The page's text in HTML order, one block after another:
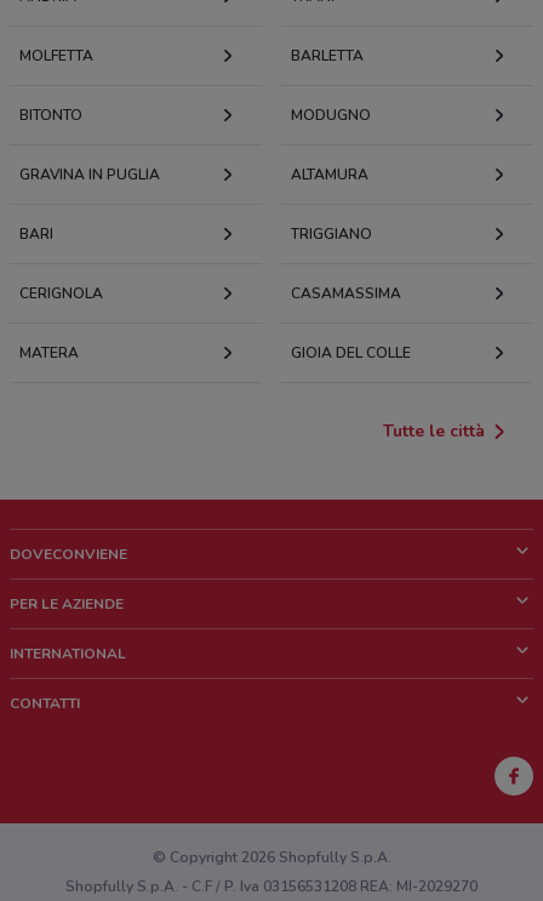
MOLFETTA BARLETTA
BITONTO MODUGNO
GRAVINA IN PUGLIA ALTAMURA
BARI TRIGGIANO
CERIGNOLA CASAMASSIMA
MATERA GIOIA DEL COLLE
Tutte le città
DOVECONVIENE
Chi siamo
Lavora con noi
PER LE AZIENDE
Richieste commerciali e marketing
INTERNATIONAL
CONTATTI
Hai un malfunzionamento sul web o sull'app?
© Copyright 2026 Shopfully S.p.A.
Shopfully S.p.A. - C.F / P. Iva 03156531208 REA: MI-2029270